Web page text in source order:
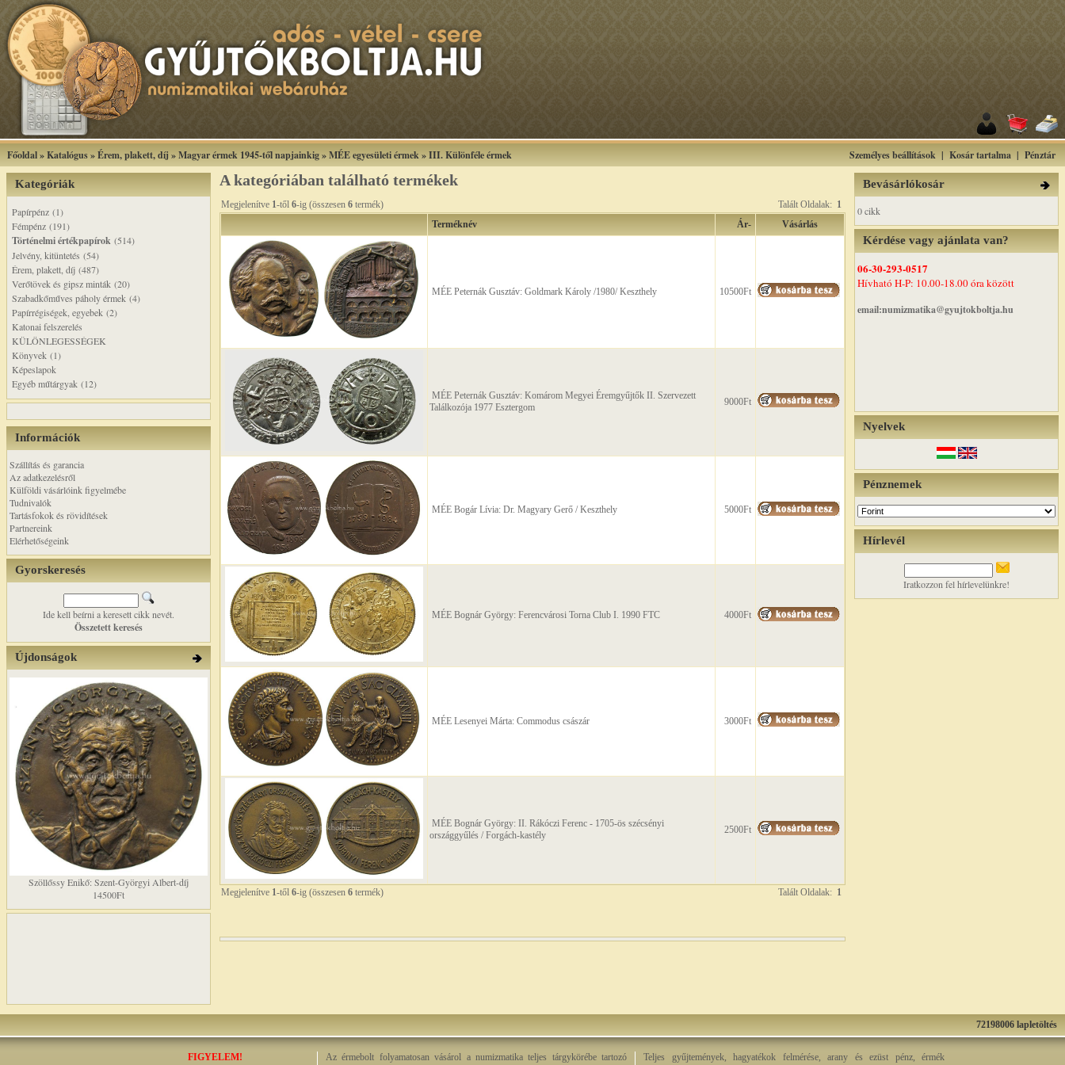
Főoldal»Katalógus»Érem, plakett, díj »Magyar érmek 1945-től napjainkig»MÉE egyesületi érmek»III. Különféle érmek Személyes beállítások | Kosár tartalma | Pénztár
Kategóriák
Papírpénz (1)
Fémpénz (191)
Történelmi értékpapírok (514)
Jelvény, kitüntetés (54)
Érem, plakett, díj (487)
Verőtövek és gipsz minták (20)
Szabadkőműves páholy érmek (4)
Papírrégiségek, egyebek (2)
Katonai felszerelés
KÜLÖNLEGESSÉGEK
Könyvek (1)
Képeslapok
Egyéb műtárgyak (12)
Információk
Szállítás és garancia
Az adatkezelésről
Külföldi vásárlóink figyelmébe
Tudnivalók
Tartásfokok és rövidítések
Partnereink
Elérhetőségeink
Gyorskeresés
Ide kell beírni a keresett cikk nevét.
Összetett keresés
Újdonságok
Szöllőssy Enikő: Szent-Györgyi Albert-díj
14500Ft
A kategóriában található termékek
Megjelenítve 1-től 6-ig (összesen 6 termék) Talált Oldalak: 1
Terméknév
Ár- Vásárlás
MÉE Peternák Gusztáv: Goldmark Károly /1980/ Keszthely 10500Ft
MÉE Peternák Gusztáv: Komárom Megyei Éremgyűjtők II. Szervezett
Találkozója 1977 Esztergom
9000Ft
MÉE Bogár Lívia: Dr. Magyary Gerő / Keszthely 5000Ft
MÉE Bognár György: Ferencvárosi Torna Club I. 1990 FTC 4000Ft
MÉE Lesenyei Márta: Commodus császár 3000Ft
MÉE Bognár György: II. Rákóczi Ferenc - 1705-ös szécsényi
országgyűlés / Forgách-kastély
2500Ft
Megjelenítve 1-től 6-ig (összesen 6 termék) Talált Oldalak: 1
Bevásárlókosár
0 cikk
Kérdése vagy ajánlata van?
06-30-293-0517
Hívható H-P: 10.00-18.00 óra között
email:numizmatika@gyujtokboltja.hu
Nyelvek
Pénznemek
Hírlevél
Iratkozzon fel hírlevelünkre!
72198006 lapletöltés
FIGYELEM!
Az érmebolt folyamatosan vásárol a numizmatika teljes tárgykörébe tartozó
Teljes gyűjtemények, hagyatékok felmérése, arany és ezüst pénz, érmék